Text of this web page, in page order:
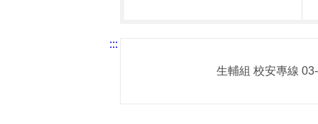
:::
生輔組 校安專線